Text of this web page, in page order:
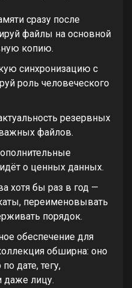
сразу после
файлы на основной
копию.
синхронизацию с
роль человеческого
резервных
файлов.
о ценных данных.
хотя бы раз в год —
переименовывать
порядок.
обеспечение для
обширна: оно
дате, тегу,
даже лицу.